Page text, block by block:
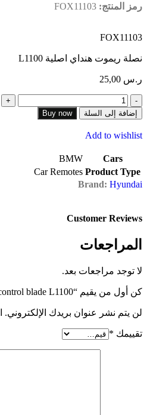
رمز المنتج: FOX11103
FOX11103
نصلة ريموت هنداي اصلية L1100
ر.س
إضافة إلى السلة Buy now
Add to wishlist
Cars
BMW
Product Type
Car Remotes
Brand: Hyundai
Customer Reviews
المراجعات
لا توجد مراجعات بعد.
كن أول من يقيم “Original Hyundai remote control blade L1100”
لن يتم نشر عنوان بريدك الإلكتروني.
تقييمك *